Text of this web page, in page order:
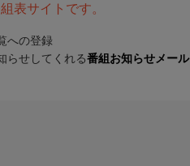
表サイトです。
への登録
らせしてくれる番組お知らせメール